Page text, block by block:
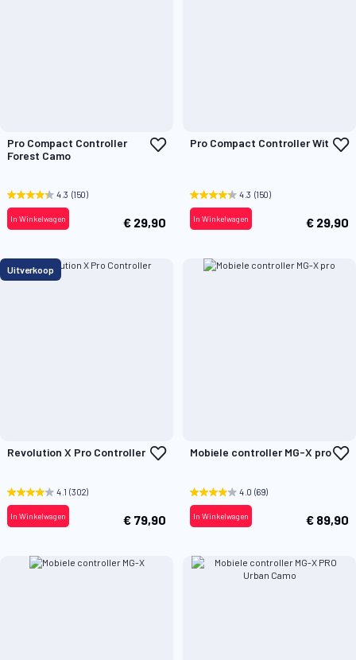
Pro Compact Controller
Forest Camo
Voeg
4.3 (150)
€ 29,90
In Winkelwagen
Pro Compact Controller Wit
4.3 (150)
€ 29,90
In Winkelwagen
Uitverkoop
Revolution X Pro Controller
Voeg
verlanglijst
4.1 (302)
€ 79,90
In Winkelwagen
Mobiele controller MG-X pro
4.0 (69)
€ 89,90
In Winkelwagen